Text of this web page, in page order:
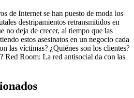
de Internet se han puesto de moda los
destripamientos retransmitidos en
no deja de crecer, al tiempo que las
estos asesinatos en un negocio cada
las víctimas? ¿Quiénes son los clientes?
Red Room: La red antisocial da con las